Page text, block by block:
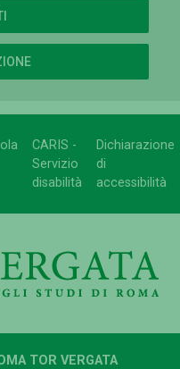
CARIS -
Servizio
disabilità
Dichiarazione
di
accessibilità
TOR VERGATA